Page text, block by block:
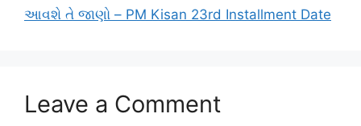
આવશે તે જાણો – PM Kisan 23rd Installment Date
Leave a Comment